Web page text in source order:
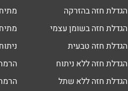
הגדלת חזה בהזרקה
הגדלת חזה בשומן עצמי
הגדלת חזה טבעית
הגדלת חזה ללא ניתוח
הגדלת חזה ללא שתל